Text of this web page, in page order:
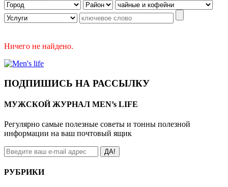
Ничего не найдено.
ПОДПИШИСЬ НА РАССЫЛКУ
МУЖСКОЙ ЖУРНАЛ MEN’s LIFE
Регулярно самые полезные советы и тонны полезной
информации на ваш почтовый ящик
ДА!
РУБРИКИ